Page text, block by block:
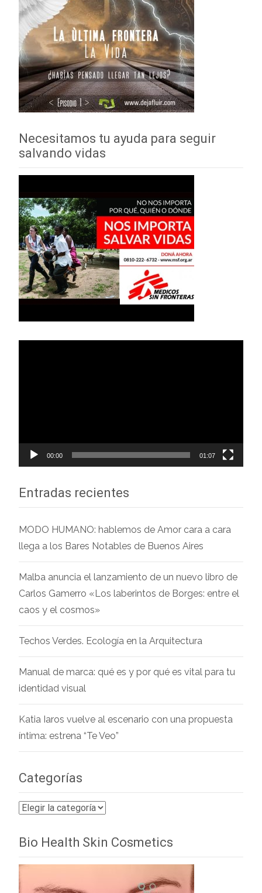
Necesitamos tu ayuda para seguir
salvando vidas
00:00 01:07
Entradas recientes
MODO HUMANO: hablemos de Amor cara a cara
llega a los Bares Notables de Buenos Aires
Malba anuncia el lanzamiento de un nuevo libro de
Carlos Gamerro «Los laberintos de Borges: entre el
caos y el cosmos»
Techos Verdes. Ecología en la Arquitectura
Manual de marca: qué es y por qué es vital para tu
identidad visual
Katia Iaros vuelve al escenario con una propuesta
íntima: estrena “Te Veo”
Categorías
Categorías
Bio Health Skin Cosmetics